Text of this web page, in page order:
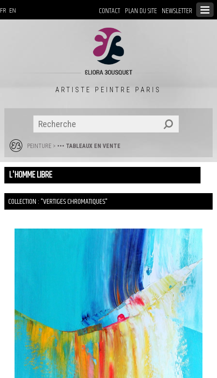
CONTACT PLAN DU SITE NEWSLETTER
FR EN
ARTISTE PEINTRE PARIS
PEINTURE> ••• TABLEAUX EN VENTE
L'HOMME LIBRE
COLLECTION : "VERTIGES CHROMATIQUES"